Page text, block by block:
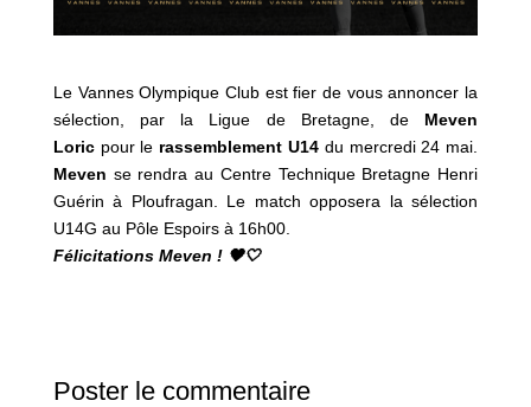
Le Vannes Olympique Club est fier de vous annoncer la
sélection, par la Ligue de Bretagne, de Meven
Loricpour le rassemblement U14 du mercredi 24 mai.
Meven se rendra au Centre Technique Bretagne Henri
Guérin à Ploufragan. Le match opposera la sélection
U14G au Pôle Espoirs à 16h00.
Félicitations Meven ! 🖤🤍
Poster le commentaire